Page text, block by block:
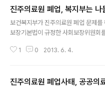
진주의료원 폐업, 복지부는 나
보건복지부가 진주의료원 폐업 문제를
보장기본법이 규정한 사회보장위원회
러났다. 참여연대와 보건의료단체연합
기하는 것은 심각한 직무유기”라면서
1 0 2013. 6. 4.
진주의료원 폐업사태, 공공의